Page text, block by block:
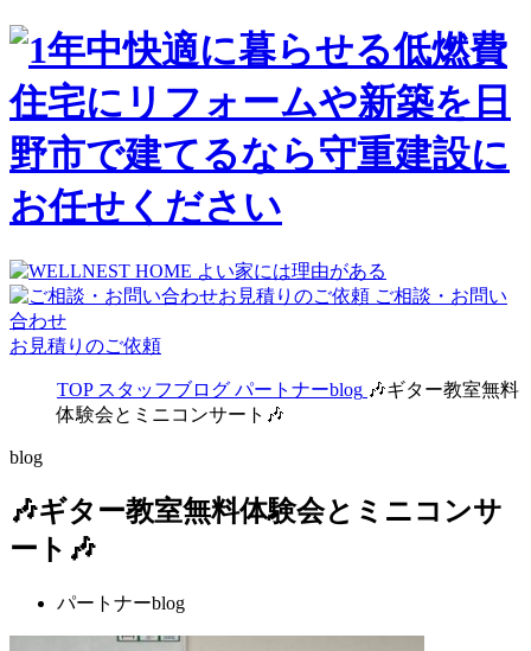
ご相談・お問い
合わせ
お見積りのご依頼
TOP スタッフブログ パートナーblog 🎶ギター教室無料
体験会とミニコンサート🎶
blog
🎶ギター教室無料体験会とミニコンサ
ート🎶
パートナーblog